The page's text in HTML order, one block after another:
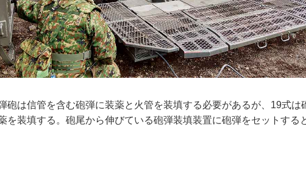
砲は信管を含む砲弾に装薬と火管を装填する必要があるが、19式は
を装填する。砲尾から伸びている砲弾装填装置に砲弾をセットする